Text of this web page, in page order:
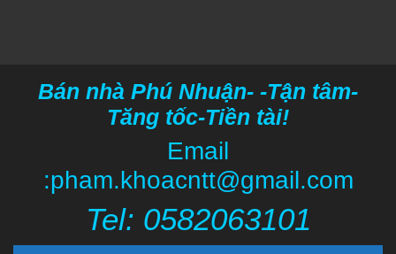
Bán nhà Phú Nhuận- -Tận tâm-
Tăng tốc-Tiền tài!
Email
:pham.khoacntt@gmail.com
Tel: 0582063101